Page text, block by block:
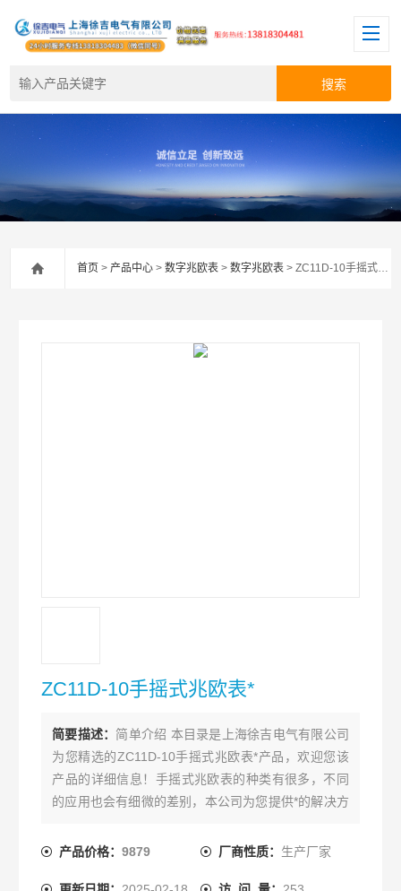
首页 >产品中心 >数字兆欧表 >数字兆欧表 > ZC11D-10手摇式兆欧表*
ZC11D-10手摇式兆欧表*
简要描述： 简单介绍 本目录是上海徐吉电气有限公司
为您精选的ZC11D-10手摇式兆欧表*产品，欢迎您该
产品的详细信息！手摇式兆欧表的种类有很多，不同
的应用也会有细微的差别，本公司为您提供*的解决方
产品价格：9879 厂商性质： 生产厂家